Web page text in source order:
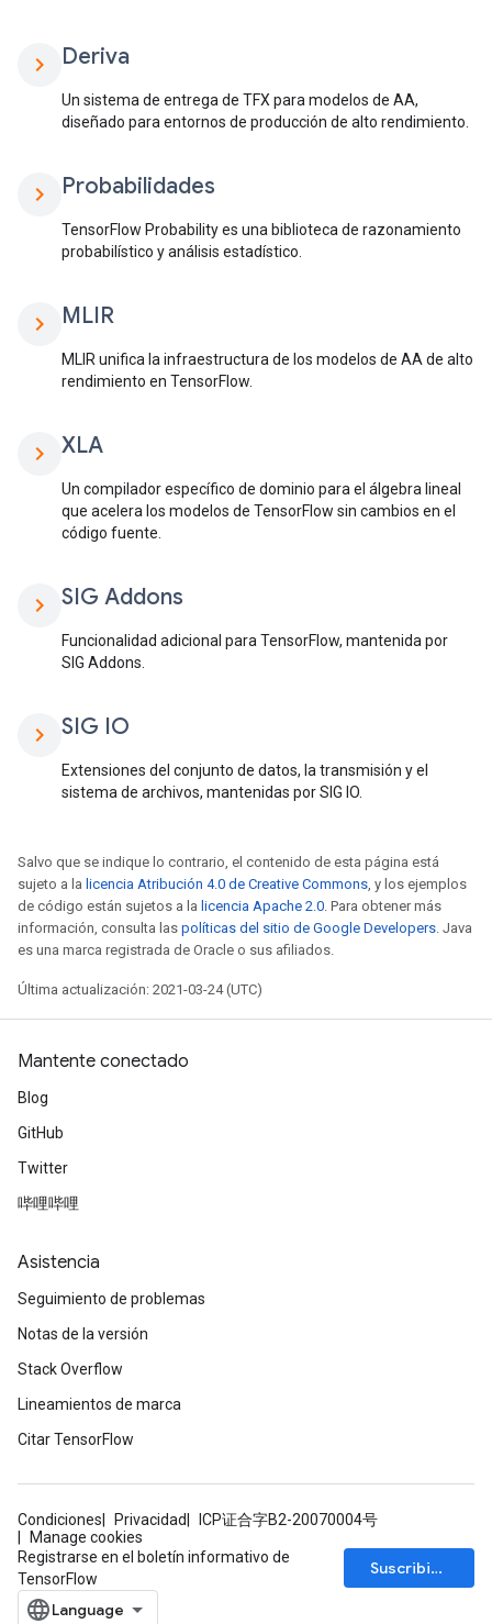
chevron_right Deriva
Un sistema de entrega de TFX para modelos de AA,
diseñado para entornos de producción de alto rendimiento.
chevron_right Probabilidades
TensorFlow Probability es una biblioteca de razonamiento
probabilístico y análisis estadístico.
chevron_right MLIR
MLIR unifica la infraestructura de los modelos de AA de alto
rendimiento en TensorFlow.
chevron_right XLA
Un compilador específico de dominio para el álgebra lineal
que acelera los modelos de TensorFlow sin cambios en el
código fuente.
chevron_right SIG Addons
Funcionalidad adicional para TensorFlow, mantenida por
SIG Addons.
chevron_right SIG IO
Extensiones del conjunto de datos, la transmisión y el
sistema de archivos, mantenidas por SIG IO.
Salvo que se indique lo contrario, el contenido de esta página está
sujeto a la licencia Atribución 4.0 de Creative Commons, y los ejemplos
de código están sujetos a la licencia Apache 2.0. Para obtener más
información, consulta las políticas del sitio de Google Developers. Java
es una marca registrada de Oracle o sus afiliados.
Última actualización: 2021-03-24 (UTC)
Mantente conectado
Blog
GitHub
Twitter
哔哩哔哩
Asistencia
Seguimiento de problemas
Notas de la versión
Stack Overflow
Lineamientos de marca
Citar TensorFlow
Condiciones Privacidad
ICP证合字B2-20070004号
Manage cookies
Registrarse en el boletín informativo de
TensorFlow
Suscribirse